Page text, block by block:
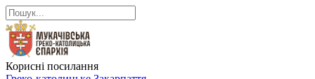
Корисні посилання